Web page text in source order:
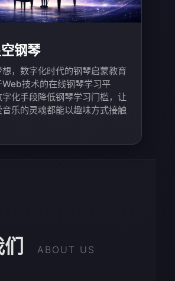
钢琴
想，数字化时代的钢琴启蒙教育
技术的在线钢琴学习平
化手段降低钢琴学习门槛，让
乐的灵魂都能以趣味方式接触
ABOUT US